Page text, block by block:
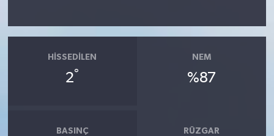
HISSEDILEN
2°
NEM
%87
BASINÇ RÜZGAR